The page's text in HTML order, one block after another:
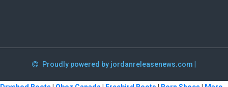
Proudly powered by jordanreleasenews.com